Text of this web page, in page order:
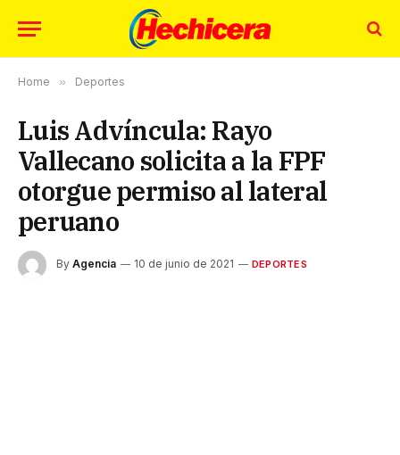
Home » Deportes
Luis Advíncula: Rayo
Vallecano solicita a la FPF
otorgue permiso al lateral
peruano
By Agencia 10 de junio de 2021 DEPORTES